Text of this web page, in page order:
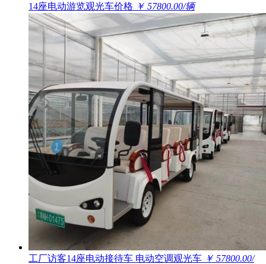
14座电动游览观光车价格 ￥ 57800.00/辆
工厂访客14座电动接待车 电动空调观光车 ￥ 57800.00/